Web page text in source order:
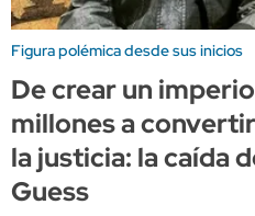
Figura polémica desde sus inicios
De crear un
millones a
la justicia: la caída
Guess